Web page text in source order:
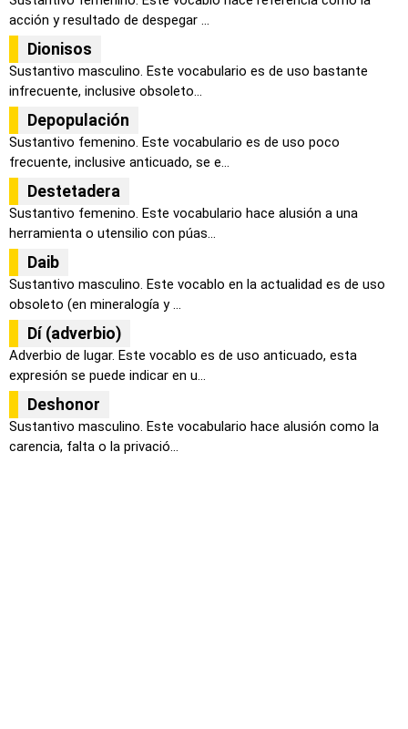
acción y resultado de despegar ...
Dionisos
Sustantivo masculino. Este vocabulario es de uso bastante
infrecuente, inclusive obsoleto...
Depopulación
Sustantivo femenino. Este vocabulario es de uso poco
frecuente, inclusive anticuado, se e...
Destetadera
Sustantivo femenino. Este vocabulario hace alusión a una
herramienta o utensilio con púas...
Daib
Sustantivo masculino. Este vocablo en la actualidad es de uso
obsoleto (en mineralogía y ...
Dí (adverbio)
Adverbio de lugar. Este vocablo es de uso anticuado, esta
expresión se puede indicar en u...
Deshonor
Sustantivo masculino. Este vocabulario hace alusión como la
carencia, falta o la privació...